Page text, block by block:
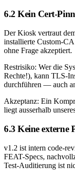
6.2 Kein Cert-
Der Kiosk vertraut
installierte Custom-
ohne Frage akzeptiert.
Restrisiko: Wer die
Rechte!), kann TLS-
durchführen — auch
Akzeptanz: Ein
liegt ausserhalb
6.3 Keine externe
v1.2 ist intern code-
FEAT-Specs,
Test-Auditierung ist